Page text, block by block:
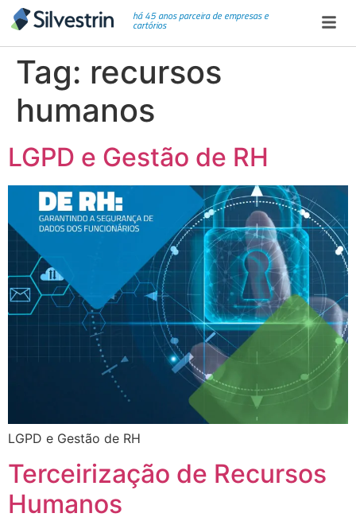
há 45 anos parceira de empresas e
cartórios
Tag: recursos
humanos
LGPD e Gestão de RH
LGPD e Gestão de RH
Terceirização de Recursos
Humanos